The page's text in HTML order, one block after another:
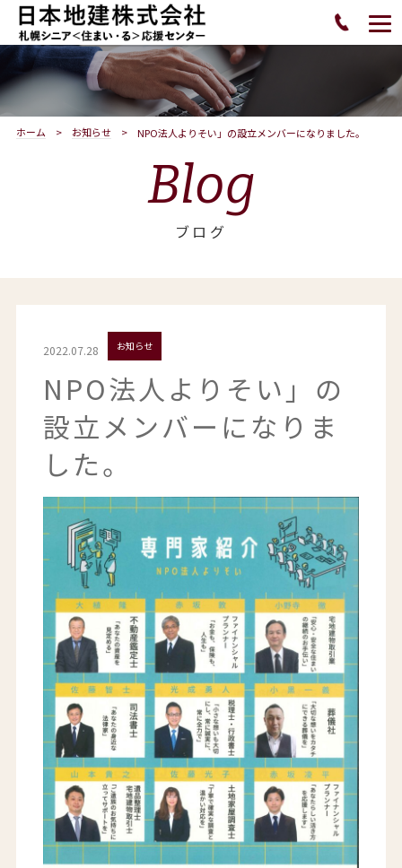
ホーム お知らせ NPO法人よりそい」の設立メンバーになりました。
Blog
ブログ
2022.07.28 お知らせ
NPO法人よりそい」の
設立メンバーになりま
した。